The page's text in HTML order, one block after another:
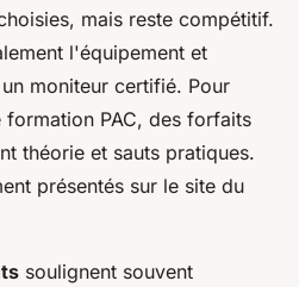
mais reste compétitif.
l'équipement et
moniteur certifié. Pour
formation PAC, des forfaits
théorie et sauts pratiques.
présentés sur le site du
soulignent souvent